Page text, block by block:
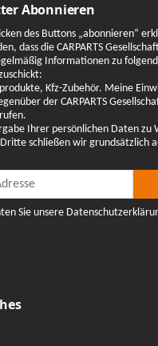
Abonnieren
des Buttons „abonnieren“
dass die CARPARTS
Informationen zu
Kfz-Zubehör. Meine
der CARPARTS
Ihrer persönlichen Daten zu
schließen wir grundsätzlich
Abonnieren
Sie unsere